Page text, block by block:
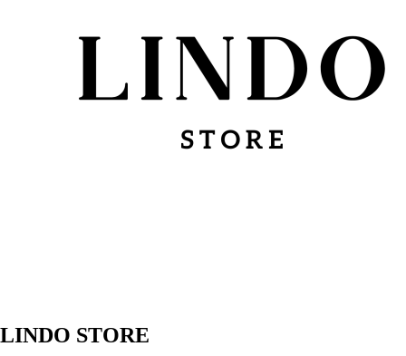
LINDO STORE